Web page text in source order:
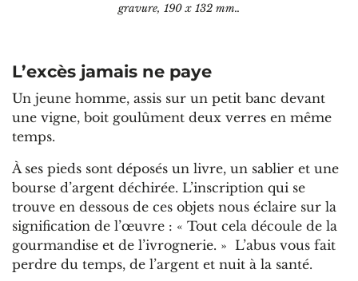
gravure, 190 x 132 mm..
L’excès jamais ne paye
Un jeune homme, assis sur un petit banc devant
une vigne, boit goulûment deux verres en même
temps.
À ses pieds sont déposés un livre, un sablier et une
bourse d’argent déchirée. L’inscription qui se
trouve en dessous de ces objets nous éclaire sur la
signification de l’œuvre : « Tout cela découle de la
gourmandise et de l’ivrognerie. » L’abus vous fait
perdre du temps, de l’argent et nuit à la santé.